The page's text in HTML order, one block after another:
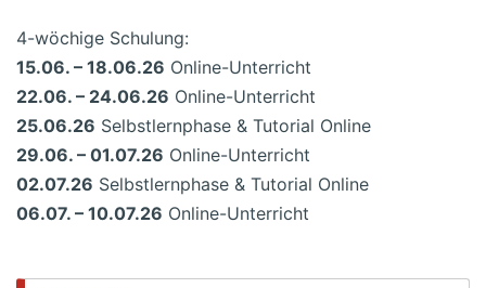
4-wöchige Schulung:
15.06. – 18.06.26 Online-Unterricht
22.06. – 24.06.26 Online-Unterricht
25.06.26 Selbstlernphase & Tutorial Online
29.06. – 01.07.26 Online-Unterricht
02.07.26 Selbstlernphase & Tutorial Online
06.07. – 10.07.26 Online-Unterricht